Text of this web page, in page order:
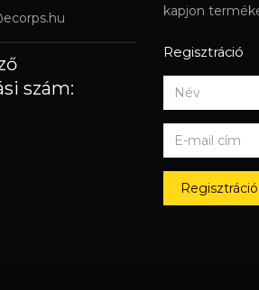
szám:
kapjon
Regisztráció
Regisztráció